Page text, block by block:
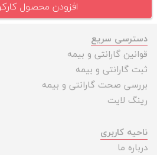
افزودن محصول
دسترسی سریع
قوانین گارانتی و بیمه
ثبت گارانتی و بیمه
بررسی صحت گارانتی و بیمه
رینگ لایت
ناحیه کاربری
درباره ما